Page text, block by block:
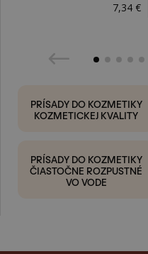
7,34 €
PRÍSADY DO KOZMETIKY
KOZMETICKEJ KVALITY
PRÍSADY DO KOZMETIKY
ČIASTOČNE ROZPUSTNÉ
VO VODE